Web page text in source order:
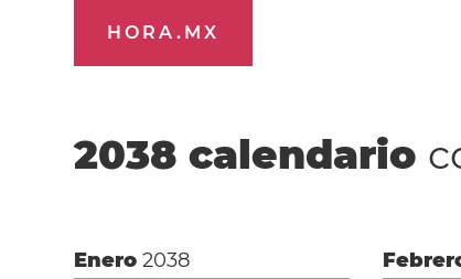
HORA.MX
2038 calendario
Enero2038